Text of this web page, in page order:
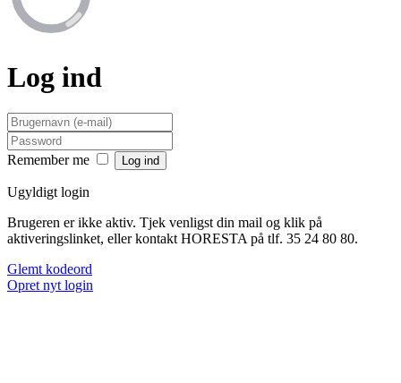
Log ind
Remember me
Ugyldigt login
Brugeren er ikke aktiv. Tjek venligst din mail og klik på
aktiveringslinket, eller kontakt HORESTA på tlf. 35 24 80 80.
Glemt kodeord
Opret nyt login